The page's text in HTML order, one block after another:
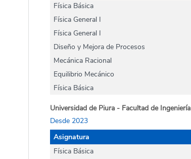
Física Básica
Física General I
Física General I
Diseño y Mejora de Procesos
Mecánica Racional
Equilibrio Mecánico
Física Básica
Universidad de Piura - Facultad de Ingeniería
Desde 2023
Asignatura
Física Básica